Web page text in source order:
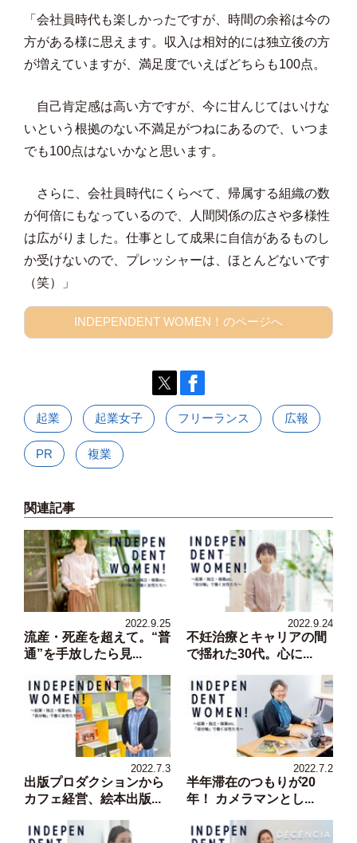
「会社員時代も楽しかったですが、時間の余裕は今の
方がある様に思えます。収入は相対的には独立後の方
が増えていますが、満足度でいえばどちらも100点。
自己肯定感は高い方ですが、今に甘んじてはいけな
いという根拠のない不満足がつねにあるので、いつま
でも100点はないかなと思います。
さらに、会社員時代にくらべて、帰属する組織の数
が何倍にもなっているので、人間関係の広さや多様性
は広がりました。仕事として成果に自信があるものし
か受けないので、プレッシャーは、ほとんどないです
（笑）」
INDEPENDENT WOMEN！のページへ
起業 起業女子 フリーランス 広報
PR 複業
関連記事
2022.9.25
流産・死産を超えて。“普
通”を手放したら見...
2022.9.24
不妊治療とキャリアの間
で揺れた30代。心に...
2022.7.3
出版プロダクションから
カフェ経営、絵本出版...
2022.7.2
半年滞在のつもりが20
年！ カメラマンとし...